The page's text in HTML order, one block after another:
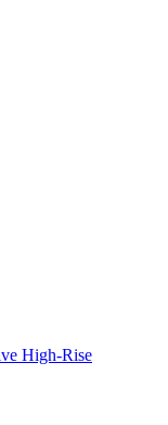
High-Rise